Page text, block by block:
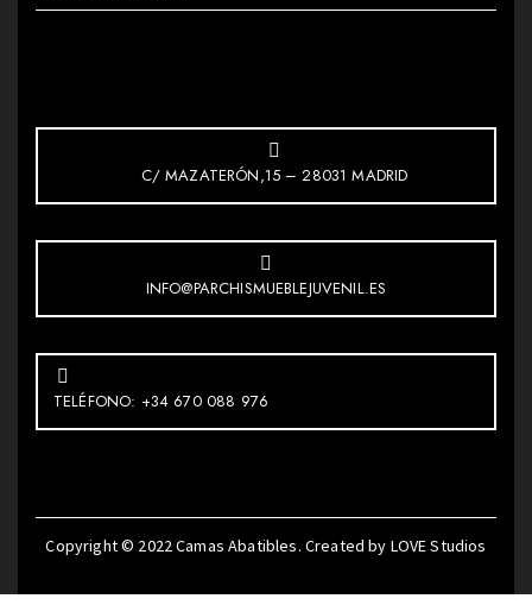
C/ MAZATERÓN,15 – 28031 MADRID
INFO@PARCHISMUEBLEJUVENIL.ES
TELÉFONO: +34 670 088 976
Copyright © 2022Camas Abatibles. Created by LOVE Studios